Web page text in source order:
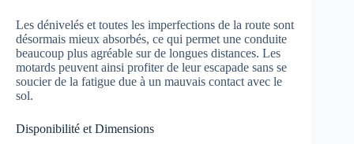
Les dénivelés et toutes les imperfections de la route sont
désormais mieux absorbés, ce qui permet une conduite
beaucoup plus agréable sur de longues distances. Les
motards peuvent ainsi profiter de leur escapade sans se
soucier de la fatigue due à un mauvais contact avec le
sol.
Disponibilité et Dimensions